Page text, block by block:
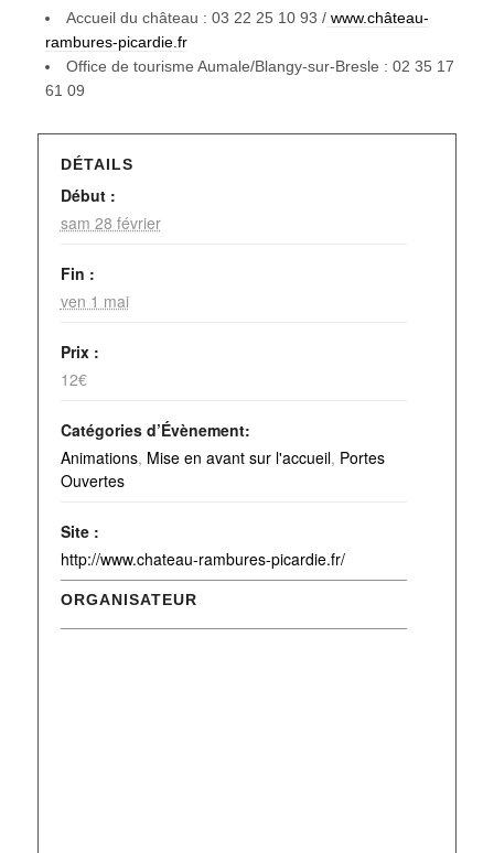
Accueil du château : 03 22 25 10 93 /www.château-
rambures-picardie.fr
Office de tourisme Aumale/Blangy-sur-Bresle : 02 35 17
61 09
DÉTAILS
Début :
sam 28 février
Fin :
ven 1 mai
Prix :
12€
Catégories d’Évènement:
Animations, Mise en avant sur l'accueil, Portes
Ouvertes
Site :
http://www.chateau-rambures-picardie.fr/
ORGANISATEUR